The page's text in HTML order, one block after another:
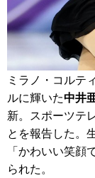
ミラノ・コルテ
ルに輝いた中井
新。スポーツテ
とを報告した。
「かわいい笑
られた。